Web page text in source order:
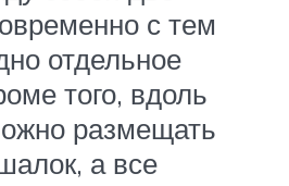
с тем
отдельное
того, вдоль
размещать
а все